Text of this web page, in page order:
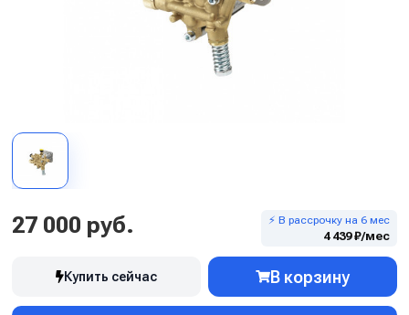
27 000 руб. ⚡ В рассрочку на 6 мес
4 439 ₽/мес
Купить сейчас В корзину